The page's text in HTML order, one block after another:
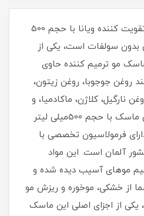
ماسک مو ترمیم کننده و تقویت کننده ویانا با حجم 500
که حاوی 8 روغن بدون سولفات است، یکی از
مو ترمیم کننده حاوی
روغن جوجوبا، روغن زیتون،
نارگیل، کلاژن، ماکادمیا، و
عصاره چای سبز است. این ماسک با حجم 500میلی لیتر
فرمولاسیون تخصصی با
آلمان است. این مواد
موهای آسیب دیده شده و
از خشکی، موخوره و ریزش مو
یکی از اجزای اصلی این ماسک